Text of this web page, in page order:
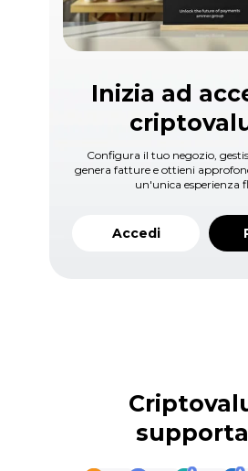
Configura il tuo negozio,
genera fatture e ottieni
un'unica esperienza
Inizia ad
Accedi